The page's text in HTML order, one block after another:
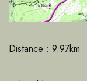
Distance : 9.97km